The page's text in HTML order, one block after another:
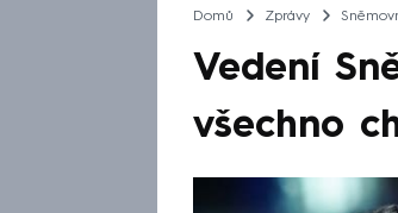
Domů Zprávy
Vedení
všechno